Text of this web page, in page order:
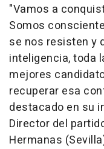
"Vamos a
Somos
se nos resisten y
inteligencia, toda
mejores
recuperar esa
destacado en su
Director del
Hermanas